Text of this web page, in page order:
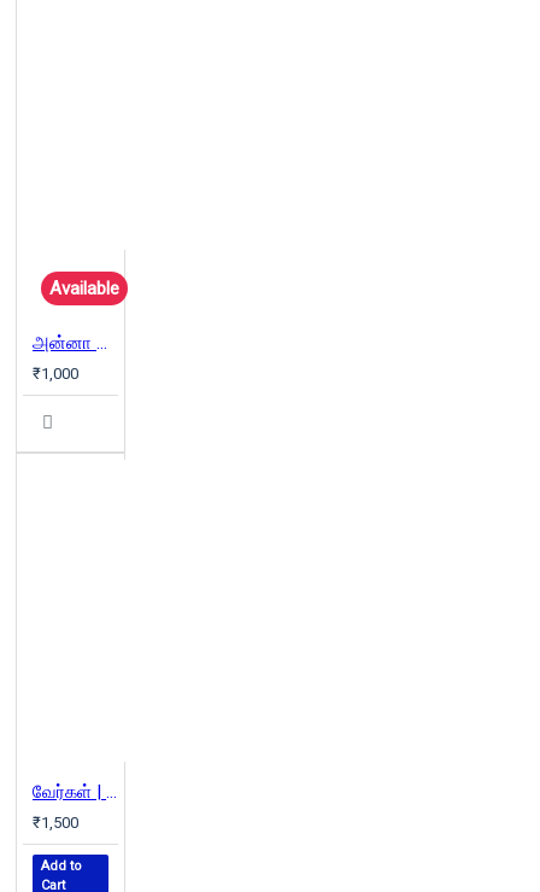
Available
அன்னா கரீனினா | Anna Karenina
₹1,000
வேர்கள் | Roots
₹1,500
Add to
Cart